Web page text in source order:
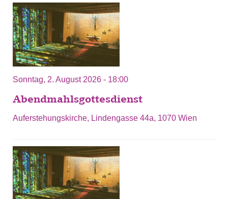
Sonntag, 2. August 2026 - 18:00
Abendmahlsgottesdienst
Auferstehungskirche, Lindengasse 44a, 1070 Wien